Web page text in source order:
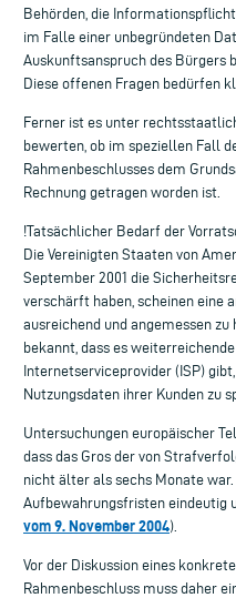
Behörden, die
im Falle einer unbegründeten
Auskunftsanspruch des Bürgers
Diese offenen Fragen bedürfen
Ferner ist es unter
bewerten, ob im speziellen Fall
Rahmenbeschlusses dem
Rechnung getragen worden ist.
!Tatsächlicher Bedarf der
Die Vereinigten Staaten von
September 2001 die
verschärft haben, scheinen eine
ausreichend und angemessen
bekannt, dass es
Internetserviceprovider (ISP)
Nutzungsdaten ihrer Kunden zu
Untersuchungen europäischer
dass das Gros der von
nicht älter als sechs Monate
Aufbewahrungsfristen eindeutig
vom 9. November 2004).
Vor der Diskussion eines
Rahmenbeschluss muss daher